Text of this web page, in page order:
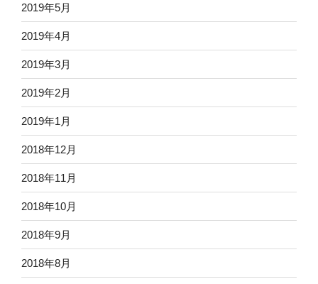
2019年5月
2019年4月
2019年3月
2019年2月
2019年1月
2018年12月
2018年11月
2018年10月
2018年9月
2018年8月